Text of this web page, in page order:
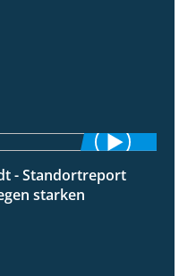
9:11
- Standortreport
starken